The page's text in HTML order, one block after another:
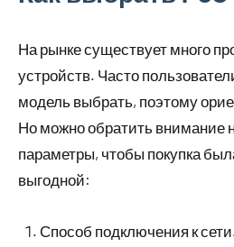
На рынке существует много
устройств. Часто
модель выбрать, поэтому
Но можно обратить внимание
параметры, чтобы покупка
выгодной:
Способ подключения к